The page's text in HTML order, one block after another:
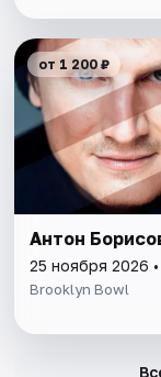
от 1 200 ₽
Антон
25 ноября 2026
Brooklyn Bowl